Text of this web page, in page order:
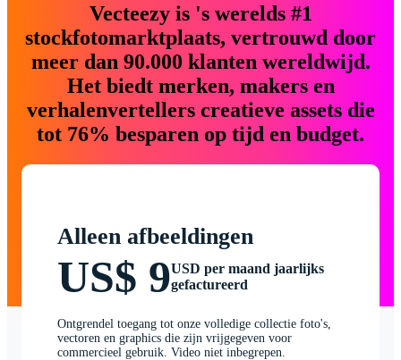
Vecteezy is 's werelds #1
stockfotomarktplaats, vertrouwd door
meer dan 90.000 klanten wereldwijd.
Het biedt merken, makers en
verhalenvertellers creatieve assets die
tot 76% besparen op tijd en budget.
Alleen afbeeldingen
US$ 9USD per maand jaarlijks
gefactureerd
Ontgrendel toegang tot onze volledige collectie foto's,
vectoren en graphics die zijn vrijgegeven voor
commercieel gebruik. Video niet inbegrepen.